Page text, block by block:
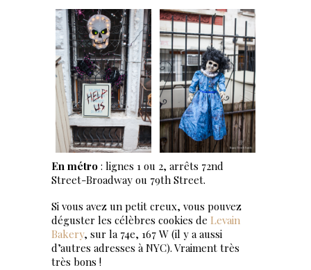
En métro : lignes 1 ou 2, arrêts 72nd
Street-Broadway ou 79th Street.
Si vous avez un petit creux, vous pouvez
déguster les célèbres cookies de Levain
Bakery, sur la 74e, 167 W (il y a aussi
d’autres adresses à NYC). Vraiment très
très bons !